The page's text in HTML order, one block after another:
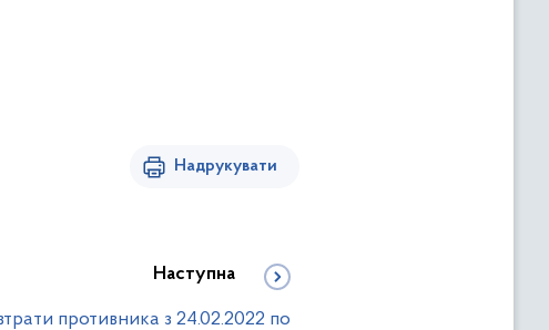
Надрукувати
Наступна
противника з 24.02.2022 по